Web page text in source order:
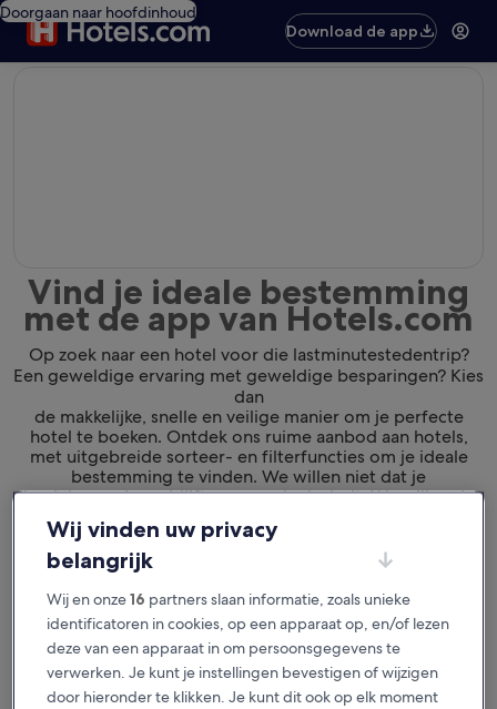
Doorgaan naar hoofdinhoud
Download de app
Vind je ideale bestemming
met de app van Hotels.com
Op zoek naar een hotel voor die lastminutestedentrip?
Een geweldige ervaring met geweldige besparingen? Kies
dan
de makkelijke, snelle en veilige manier om je perfecte
hotel te boeken. Ontdek ons ruime aanbod aan hotels,
met uitgebreide sorteer- en filterfuncties om je ideale
bestemming te vinden. We willen niet dat je
de plek waar je verblijft gewoon leuk vindt. We willen dat
je het geweldig vindt.
Beschikbaar voor iOS en Android
Wij vinden uw privacy
belangrijk
Wij en onze16 partners slaan informatie, zoals unieke
identificatoren in cookies, op een apparaat op, en/of lezen
deze van een apparaat in om persoonsgegevens te
verwerken. Je kunt je instellingen bevestigen of wijzigen
door hieronder te klikken. Je kunt dit ook op elk moment